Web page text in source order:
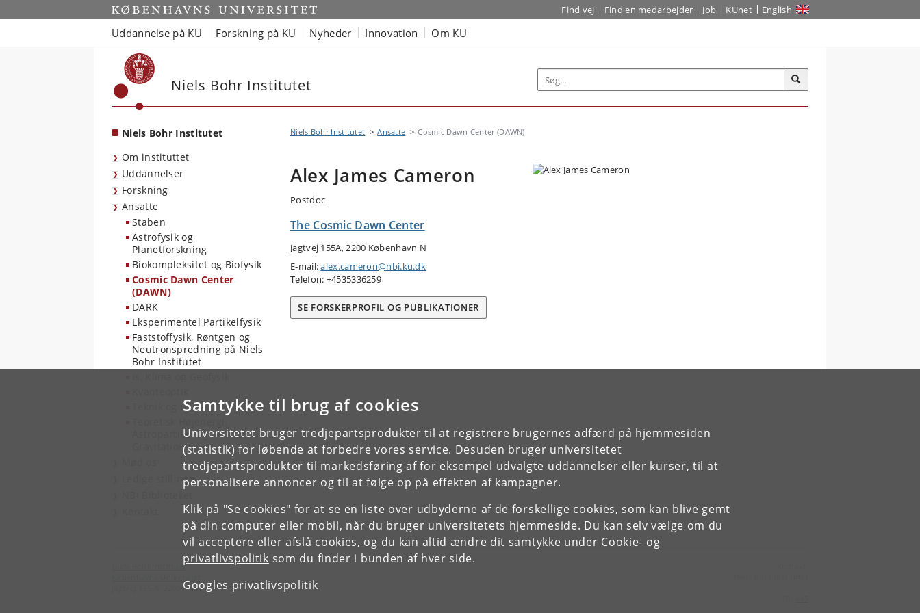
Samtykke til brug af cookies
Universitetet bruger tredjepartsprodukter til at registrere brugernes adfærd på hjemmesiden
(statistik) for løbende at forbedre vores service. Desuden bruger universitetet
tredjepartsprodukter til markedsføring af for eksempel udvalgte uddannelser eller kurser, til at
personalisere annoncer og til at følge op på effekten af kampagner.
Klik på "Se cookies" for at se en liste over udbyderne af de forskellige cookies, som kan blive gemt
på din computer eller mobil, når du bruger universitetets hjemmeside. Du kan selv vælge om du
vil acceptere eller afslå cookies, og du kan altid ændre dit samtykke under Cookie- og
privatlivspolitik som du finder i bunden af hver side.
Googles privatlivspolitik
Start Find vej Find en medarbejder Job KUnet English
Uddannelse på KU Forskning på KU Nyheder Innovation Om KU
Niels Bohr Institutet
Niels Bohr Institutet
Om instituttet
Uddannelser
Forskning
Ansatte
Staben
Astrofysik og
Planetforskning
Biokompleksitet og Biofysik
Cosmic Dawn Center
(DAWN)
DARK
Eksperimentel Partikelfysik
Faststoffysik, Røntgen og
Neutronspredning på Niels
Bohr Institutet
Teknik og IT
Astropartikel og
Gravitationel fysik
Ledige stillinger
Niels Bohr Institutet Ansatte Cosmic Dawn Center (DAWN)
Alex James Cameron
Postdoc
The Cosmic Dawn Center
Jagtvej 155A, 2200 København N
E-mail:alex.cameron@nbi.ku.dk
Telefon: +4535336259
SE FORSKERPROFIL OG PUBLIKATIONER
Niels Bohr Institutet
Jagtvej 155 A, 2200 København N.